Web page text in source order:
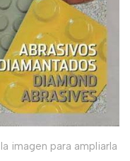
imagen para ampliarla